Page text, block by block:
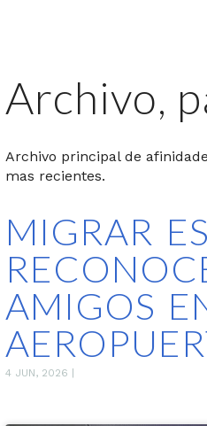
Archivo,
Archivo principal de
mas recientes.
MIGRAR
AMIGOS
4 JUN, 2026